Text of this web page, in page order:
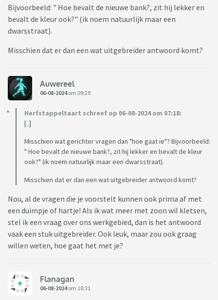
verwachtingen temperen. Verwachtingen over de
hoeveelheid en de diepgang van het contact. En
verwachtingen van de rol die ze nog in het leven van hun kind
stapje terug te doen en hun negatieve/bezorgde mening
Ik vind dit best logisch klinken en ik probeer het ook zo te
doen. Toch maakt het me heel somber. Wat heeft het
contact voor zin, als je maar zo weinig betrokkenheid bij
elkaar ‘mag’ hebben? Bovendien: als ik weinig contact zoek
dat ik te weinig betrokkenheid toon. Maar als ik wel contact
zoek, voelt het alsof ik me aan hen opdring. Kortom, heel
veel spanning.
Daarom denk ik vaak serieus: zou het voor mijn kinderen een
enorme opluchting zijn, als ze bevrijd worden van de sociale
verplichting om contact met mij te houden? En zou ik me
zelf ook bevrijd en opgelucht voelen? Missen zou ik ze zeker,
maar dat doe ik nu ook al.
Hoe is dit voor andere ouders? Herkennen jullie er iets in?
Bijvoorbeeld: " Hoe bevalt de nieuwe bank?, zit hij lekker en
bevalt de kleur ook?" (ik noem natuurlijk maar een
dwarsstraat).
Misschien dat er dan een wat uitgebreider antwoord komt?
Auwereel
06-08-2024om 09:29
Herfstappeltaart schreef op 06-08-2024 om 07:18:
[..]
Misschien wat gerichter vragen dan "hoe gaat ie"? Bijvoorbeeld:
" Hoe bevalt de nieuwe bank?, zit hij lekker en bevalt de kleur
ook?" (ik noem natuurlijk maar een dwarsstraat).
Misschien dat er dan een wat uitgebreider antwoord komt?
Nou, al de vragen die je voorstelt kunnen ook prima af met
een duimpje of hartje! Als ik wat meer met zoon wil kletsen,
stel ik een vraag over ons werkgebied, dan is het antwoord
vaak een stuk uitgebreider. Ook leuk, maar zou ook graag
willen weten, hoe gaat het met je?
Flanagan
06-08-2024om 10:31